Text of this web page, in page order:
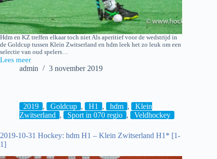
Hdm en KZ treffen elkaar toch niet Als aperitief voor de wedstrijd in
de Goldcup tussen Klein Zwitserland en hdm leek het zo leuk om een
selectie van oud spelers…
Lees meer
2019-
Klein
Zwitserland
H1
admin 3 november 2019
2019 , Goldcup , H1 , hdm ,
Klein
Zwitserland , Sport in 070 regio , Veldhockey
2019-10-31 Hockey: hdm H1 – Klein Zwitserland H1* [1-
1]